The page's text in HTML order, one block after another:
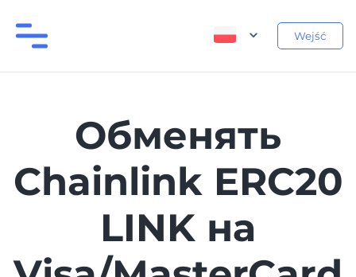
Wejść
Обменять
Chainlink ERC20
LINK на